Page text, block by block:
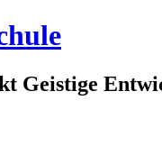
Geistige